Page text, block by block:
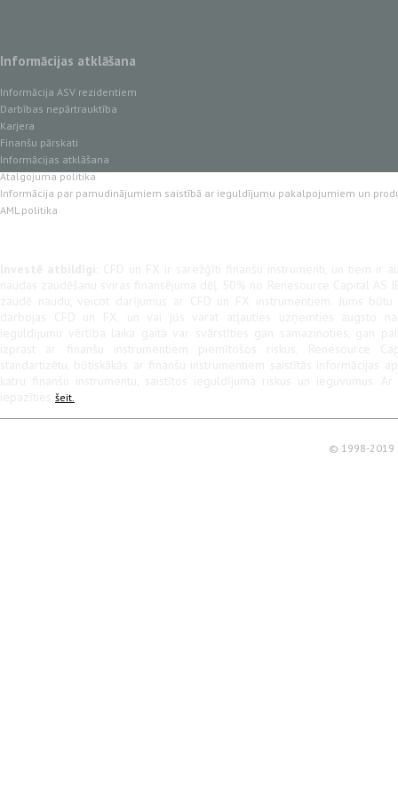
Informācijas atklāšana
Informācija ASV rezidentiem
Darbības nepārtrauktība
Karjera
Finanšu pārskati
Informācijas atklāšana
Atalgojuma politika
Informācija par pamudinājumiem saistībā ar ieguldījumu pakalpojumiem un
AML politika
šeit.
© 1998-2019